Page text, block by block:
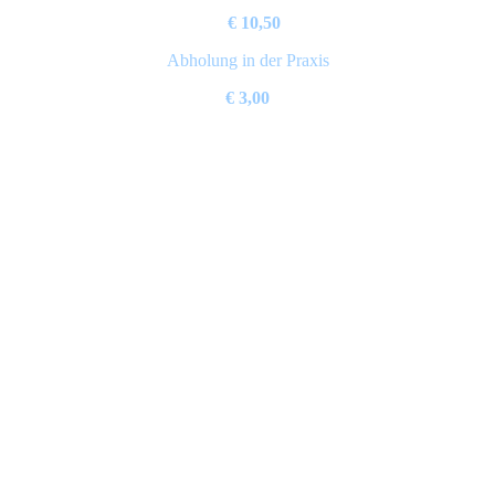
€ 10,50
Abholung in der Praxis
€ 3,00